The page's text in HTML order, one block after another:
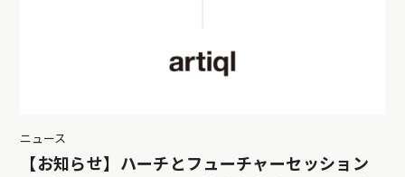
ニュース
【お知らせ】ハーチとフューチャーセッション